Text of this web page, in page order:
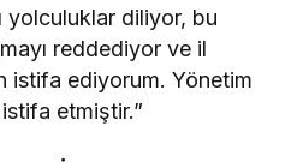
yolculuklar diliyor, bu
reddediyor ve il
istifa ediyorum. Yönetim
etmiştir.”